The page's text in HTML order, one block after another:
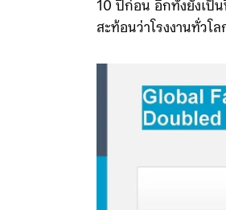
ในปี 2024 มีการติดตั้
10 ปีก่อน อีกทั้งยังเป็